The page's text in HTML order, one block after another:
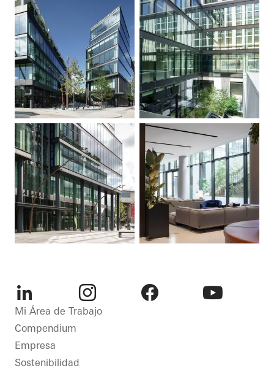
LinkedIn Instagram
Mi Área de Trabajo
Compendium
Empresa
Sostenibilidad